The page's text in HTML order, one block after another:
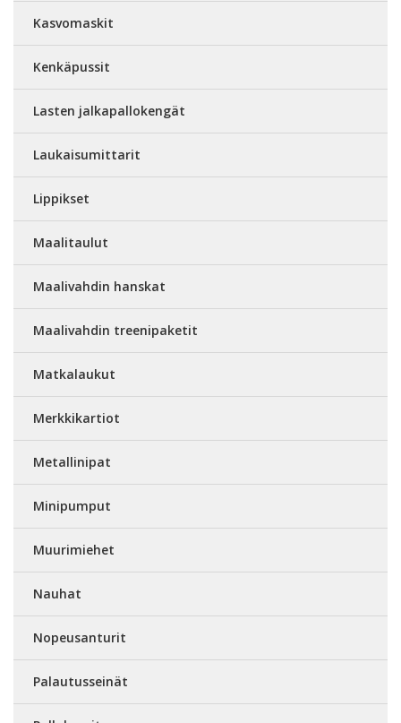
Kasvomaskit
Kenkäpussit
Lasten jalkapallokengät
Laukaisumittarit
Lippikset
Maalitaulut
Maalivahdin hanskat
Maalivahdin treenipaketit
Matkalaukut
Merkkikartiot
Metallinipat
Minipumput
Muurimiehet
Nauhat
Nopeusanturit
Palautusseinät